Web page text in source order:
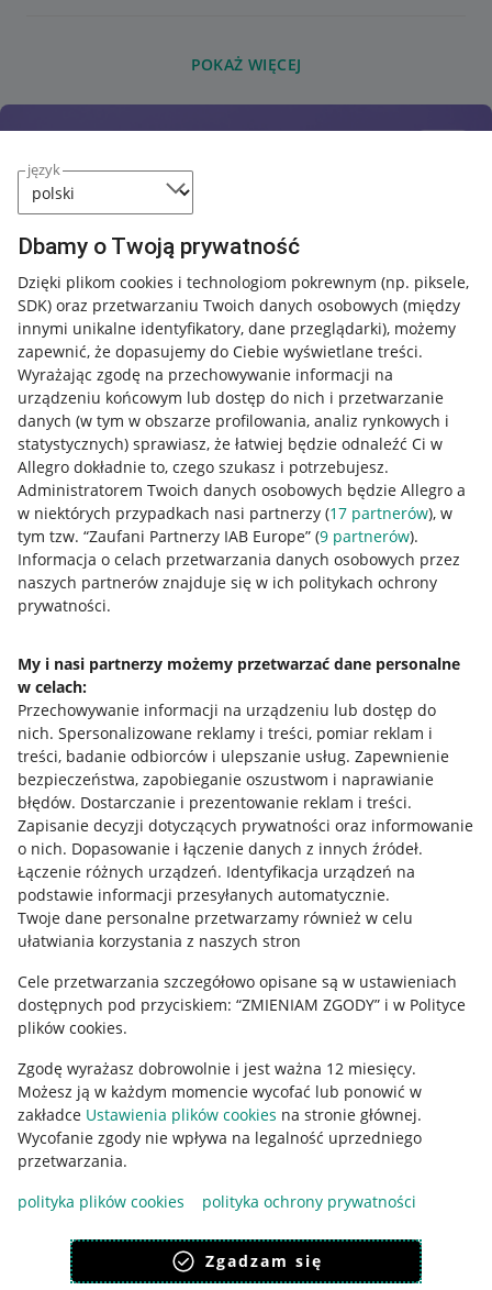
język
Dbamy o Twoją prywatność
Dzięki plikom cookies i technologiom pokrewnym (np. piksele,
SDK) oraz przetwarzaniu Twoich danych osobowych (między
innymi unikalne identyfikatory, dane przeglądarki), możemy
zapewnić, że dopasujemy do Ciebie wyświetlane treści.
Wyrażając zgodę na przechowywanie informacji na
urządzeniu końcowym lub dostęp do nich i przetwarzanie
danych (w tym w obszarze profilowania, analiz rynkowych i
statystycznych) sprawiasz, że łatwiej będzie odnaleźć Ci w
Allegro dokładnie to, czego szukasz i potrzebujesz.
Administratorem Twoich danych osobowych będzie Allegro a
w niektórych przypadkach nasi partnerzy (17 partnerów), w
tym tzw. “Zaufani Partnerzy IAB Europe” (9 partnerów).
Informacja o celach przetwarzania danych osobowych przez
naszych partnerów znajduje się w ich politykach ochrony
prywatności.
My i nasi partnerzy możemy przetwarzać dane personalne
w celach:
Przechowywanie informacji na urządzeniu lub dostęp do
nich. Spersonalizowane reklamy i treści, pomiar reklam i
treści, badanie odbiorców i ulepszanie usług. Zapewnienie
bezpieczeństwa, zapobieganie oszustwom i naprawianie
błędów. Dostarczanie i prezentowanie reklam i treści.
Zapisanie decyzji dotyczących prywatności oraz informowanie
o nich. Dopasowanie i łączenie danych z innych źródeł.
Łączenie różnych urządzeń. Identyfikacja urządzeń na
podstawie informacji przesyłanych automatycznie.
Twoje dane personalne przetwarzamy również w celu
ułatwiania korzystania z naszych stron
Cele przetwarzania szczegółowo opisane są w ustawieniach
dostępnych pod przyciskiem: “ZMIENIAM ZGODY” i w Polityce
plików cookies.
Zgodę wyrażasz dobrowolnie i jest ważna 12 miesięcy.
Możesz ją w każdym momencie wycofać lub ponowić w
zakładce Ustawienia plików cookies na stronie głównej.
Wycofanie zgody nie wpływa na legalność uprzedniego
przetwarzania.
polityka plików cookies
polityka ochrony prywatności
Zgadzam się
POKAŻ WIĘCEJ
Przydatne informacje
Jak to działa
Allegro Gadane dla sprzedających
Allegro Gadane dla kupujących
Mapa miejscowości
Informacje prawne
Regulamin
Polityka plików "cookies"
Ustawienia plików "cookies"
Udostępnianie lokalizacji
Informacje dla Aktu o Usługach Cyfrowych
Pobierz aplikację